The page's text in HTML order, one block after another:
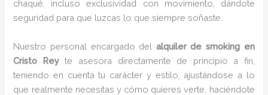
chaqué, incluso exclusividad con movimiento, dándote
seguridad para que luzcas lo que siempre soñaste.
Nuestro personal encargado del alquiler de smoking en
Cristo Reyte asesora directamente de principio a fin,
teniendo en cuenta tu carácter y estilo, ajustándose a lo
que realmente necesitas y cómo quieres verte, haciéndote